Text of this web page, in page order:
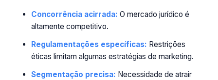
Concorrência acirrada: O mercado jurídico é
altamente competitivo.
Regulamentações específicas: Restrições
éticas limitam algumas estratégias de marketing.
Segmentação precisa: Necessidade de atrair